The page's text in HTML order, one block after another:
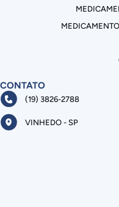
CONTATO
(19) 3826-2788
VINHEDO - SP